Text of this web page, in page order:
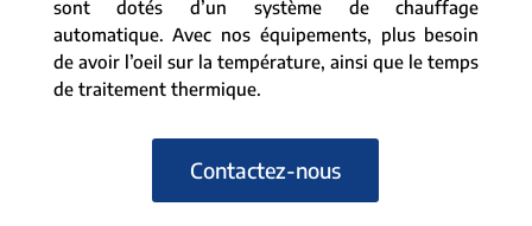
sont dotés d’un système de chauffage
automatique. Avec nos équipements, plus besoin
de avoir l’oeil sur la température, ainsi que le temps
de traitement thermique.
Contactez-nous